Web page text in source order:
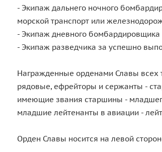
- Экипаж дальнего ночного
морской транспорт или
- Экипаж дневного бомбардировщика
- Экипаж разведчика за успешно
Награжденные орденами Славы всех
рядовые, ефрейторы и сержанты -
имеющие звания старшины -
младшие лейтенанты в авиации -
Орден Славы носится на левой